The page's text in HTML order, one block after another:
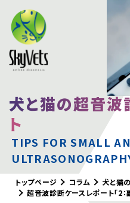
スカイベッツについて
腹部超音波実習セミ
CTセミナー
お知らせ
犬と猫の超音波
ト
TIPS FOR SMALL
トップページ コラム
犬と猫
超音波診断ケースレポート「2：